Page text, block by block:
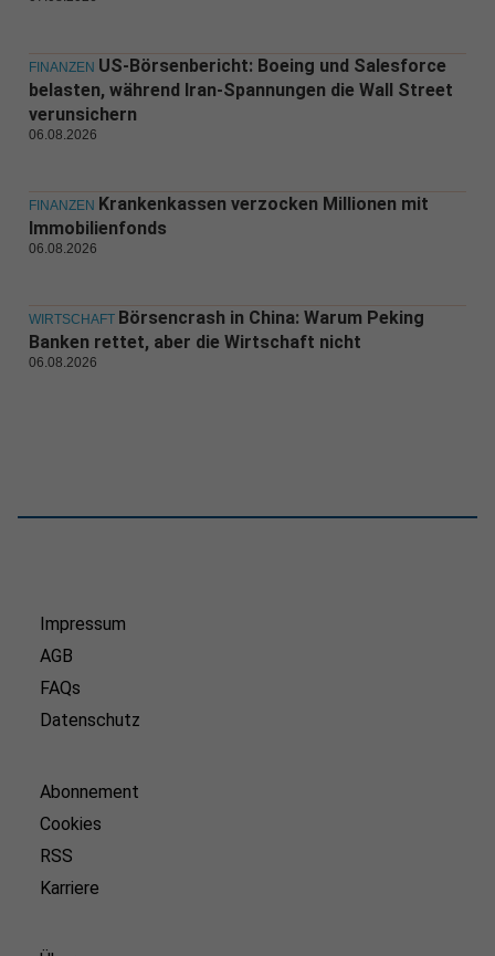
FINANZEN US-Börsenbericht: Boeing und Salesforce
belasten, während Iran-Spannungen die Wall Street
verunsichern
06.08.2026
FINANZEN Krankenkassen verzocken Millionen mit
Immobilienfonds
06.08.2026
WIRTSCHAFT Börsencrash in China: Warum Peking
Banken rettet, aber die Wirtschaft nicht
06.08.2026
Impressum
AGB
FAQs
Datenschutz
Abonnement
Cookies
RSS
Karriere